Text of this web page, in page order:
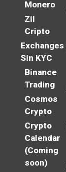
Monero
Zil
Cripto
Exchanges
Sin KYC
Binance
Trading
Cosmos
Crypto
Crypto
Calendar
(Coming
soon)